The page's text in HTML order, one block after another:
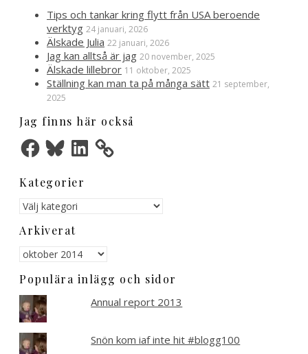
Tips och tankar kring flytt från USA beroende
verktyg 24 januari, 2026
Älskade Julia 22 januari, 2026
Jag kan alltså är jag 20 november, 2025
Älskade lillebror 11 oktober, 2025
Ställning kan man ta på många sätt 21 september,
2025
Jag finns här också
FacebookBlueskyLinkedIn
Kategorier
Kategorier
Arkiverat
Arkiverat
Populära inlägg och sidor
Annual report 2013
Snön kom iaf inte hit #blogg100